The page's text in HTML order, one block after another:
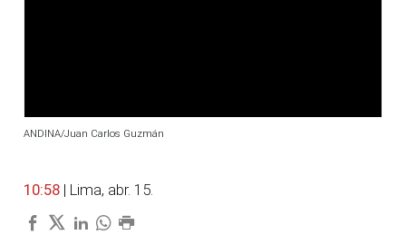
ANDINA/Juan Carlos Guzmán
10:58 | Lima, abr. 15.